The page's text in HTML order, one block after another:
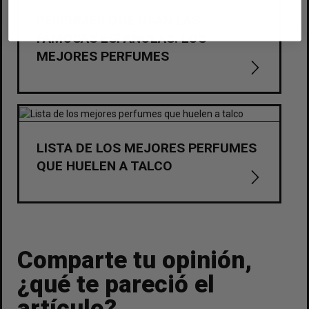
FAMOSAS ESPAÑOLAS: LOS
MEJORES PERFUMES
LISTA DE LOS MEJORES PERFUMES
QUE HUELEN A TALCO
Comparte tu opinión,
¿qué te pareció el